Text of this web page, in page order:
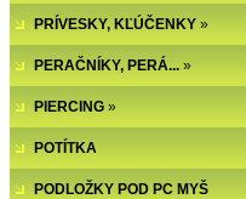
PRÍVESKY, KĽÚČENKY »
PERAČNÍKY, PERÁ... »
PIERCING »
POTÍTKA
PODLOŽKY POD PC MYŠ